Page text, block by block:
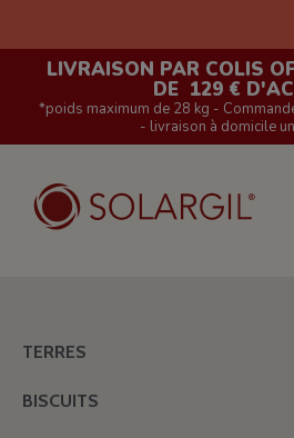
LIVRAISON PAR COLIS
DE 129 €
*poids maximum de 28 kg -
- livraison à domicile
TERRES
BISCUITS